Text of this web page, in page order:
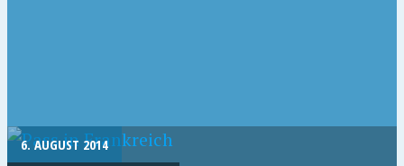
6. AUGUST 2014